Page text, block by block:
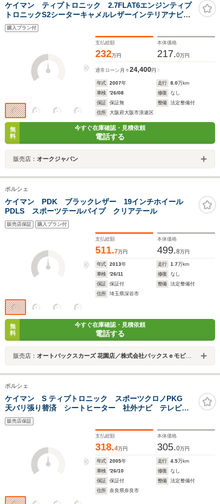
ケイマン ティプトロニック 2.7FLAT6エンジンティプ
トロニックS2シーターキャメルレザーインテリアナビ電
動リアスポイラーHIDヘッドライトFOGライトETCステ
ンマフラーブラックキャリパー5スポーク17インチAW左
ハンドルディーラー車キーレスPSM
購入プラン付
支払総額
232万円
本体価格
217.0万円
通常ローン 月々24,400円
年式 2007年 走行 8.0万km
車検
'26/08 修復
なし
保証
保証無 整備
法定整備付
住所
大阪府大阪市浪速区
無
料
今すぐ在庫確認・見積依頼
電話する
販売店： オークジャパン
ポルシェ
ケイマン PDK ブラックレザー 19インチホイール
PDLS スポーツテールパイプ クリアテール
販売店保証 購入プラン付
支払総額
511.7万円
本体価格
499.8万円
年式 2013年 走行 1.7万km
車検
'26/11 修復
なし
保証
保証付 整備
法定整備付
住所
埼玉県深谷市
無
料
今すぐ在庫確認・見積依頼
電話する
販売店： オートバックスカーズ 花園店／株式会社バックスｅモビリティ
ポルシェ
ケイマン S ティプトロニック スポーツクロノPKG
天バリ張り替済 シートヒーター 社外ナビ テレビ
19インチAW PSM キセノンライト ポルシェセンター
目黒ディーラー整備記録簿
(H20.22.24.26.28.29.30.31.R2.3.4.5.6.7) 取説 スペアー
販売店保証
支払総額
318.4万円
本体価格
305.0万円
年式 2005年 走行 4.5万km
車検
'26/10 修復
なし
保証
保証付 整備
法定整備付
住所
奈良県奈良市